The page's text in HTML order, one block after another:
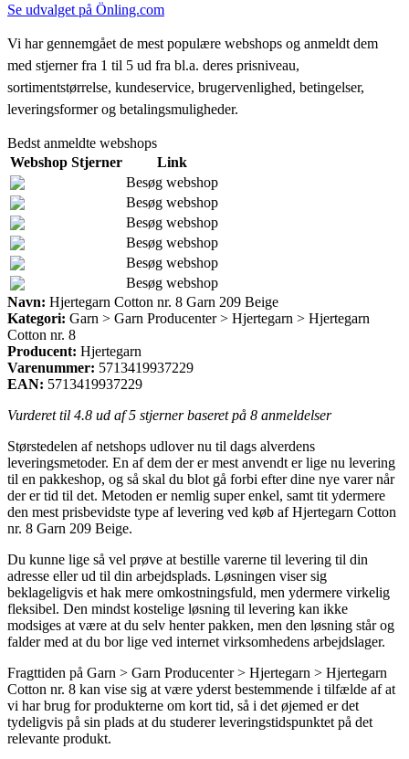
Se udvalget på Önling.com
Vi har gennemgået de mest populære webshops og anmeldt dem
med stjerner fra 1 til 5 ud fra bl.a. deres prisniveau,
sortimentstørrelse, kundeservice, brugervenlighed, betingelser,
leveringsformer og betalingsmuligheder.
Bedst anmeldte webshops
Webshop Stjerner
Link
Besøg webshop
Besøg webshop
Besøg webshop
Besøg webshop
Besøg webshop
Besøg webshop
Navn: Hjertegarn Cotton nr. 8 Garn 209 Beige
Kategori: Garn > Garn Producenter > Hjertegarn > Hjertegarn
Cotton nr. 8
Producent: Hjertegarn
Varenummer: 5713419937229
EAN: 5713419937229
Vurderet til 4.8 ud af 5 stjerner baseret på 8 anmeldelser
Størstedelen af netshops udlover nu til dags alverdens
leveringsmetoder. En af dem der er mest anvendt er lige nu levering
til en pakkeshop, og så skal du blot gå forbi efter dine nye varer når
der er tid til det. Metoden er nemlig super enkel, samt tit ydermere
den mest prisbevidste type af levering ved køb af Hjertegarn Cotton
nr. 8 Garn 209 Beige.
Du kunne lige så vel prøve at bestille varerne til levering til din
adresse eller ud til din arbejdsplads. Løsningen viser sig
beklageligvis et hak mere omkostningsfuld, men ydermere virkelig
fleksibel. Den mindst kostelige løsning til levering kan ikke
modsiges at være at du selv henter pakken, men den løsning står og
falder med at du bor lige ved internet virksomhedens arbejdslager.
Fragttiden på Garn > Garn Producenter > Hjertegarn > Hjertegarn
Cotton nr. 8 kan vise sig at være yderst bestemmende i tilfælde af at
vi har brug for produkterne om kort tid, så i det øjemed er det
tydeligvis på sin plads at du studerer leveringstidspunktet på det
relevante produkt.